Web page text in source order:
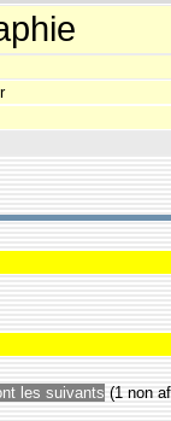
les suivants (1 non